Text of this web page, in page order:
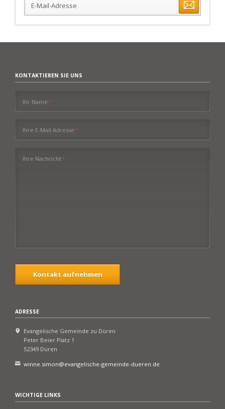
Mail-
KONTAKTIEREN SIE UNS
Pflichtfeld
Ihr Name*
Pflichtfeld
Ihre E-Mail Adresse*
Pflichtfeld
Ihre Nachricht*
Kontakt aufnehmen
ADRESSE
Evangelische Gemeinde zu Düren
Peter Beier Platz 1
52349 Düren
winne.simon@evangelische-gemeinde-dueren.de
WICHTIGE LINKS